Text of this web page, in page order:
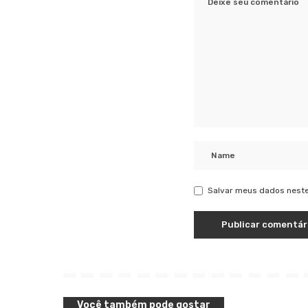
Salvar meus dados
Você também pode gostar